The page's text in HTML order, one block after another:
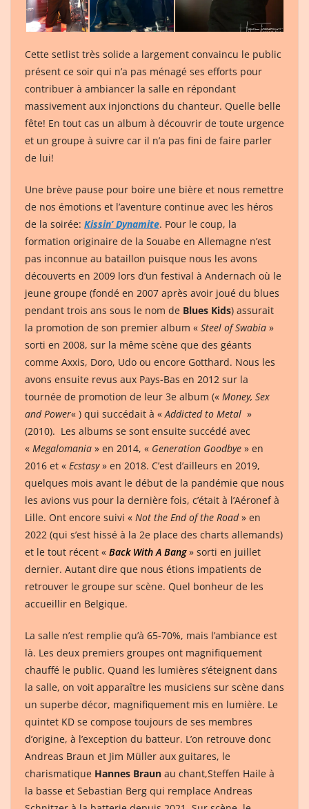
Cette setlist très solide a largement convaincu le public
présent ce soir qui n’a pas ménagé ses efforts pour
contribuer à ambiancer la salle en répondant
massivement aux injonctions du chanteur. Quelle belle
fête! En tout cas un album à découvrir de toute urgence
et un groupe à suivre car il n’a pas fini de faire parler
de lui!
Une brève pause pour boire une bière et nous remettre
de nos émotions et l’aventure continue avec les héros
de la soirée: Kissin’ Dynamite. Pour le coup, la
formation originaire de la Souabe en Allemagne n’est
pas inconnue au bataillon puisque nous les avons
découverts en 2009 lors d’un festival à Andernach où le
jeune groupe (fondé en 2007 après avoir joué du blues
pendant trois ans sous le nom de Blues Kids) assurait
la promotion de son premier album « Steel of Swabia »
sorti en 2008, sur la même scène que des géants
comme Axxis, Doro, Udo ou encore Gotthard. Nous les
avons ensuite revus aux Pays-Bas en 2012 sur la
tournée de promotion de leur 3e album (« Money, Sex
and Power« ) qui succédait à «Addicted to Metal »
(2010). Les albums se sont ensuite succédé avec
« Megalomania » en 2014, « Generation Goodbye » en
2016 et « Ecstasy» en 2018. C’est d’ailleurs en 2019,
quelques mois avant le début de la pandémie que nous
les avions vus pour la dernière fois, c’était à l’Aéronef à
Lille. Ont encore suivi « Not the End of the Road» en
2022 (qui s’est hissé à la 2e place des charts allemands)
et le tout récent « Back With A Bang» sorti en juillet
dernier. Autant dire que nous étions impatients de
retrouver le groupe sur scène. Quel bonheur de les
accueillir en Belgique.
La salle n’est remplie qu’à 65-70%, mais l’ambiance est
là. Les deux premiers groupes ont magnifiquement
chauffé le public. Quand les lumières s’éteignent dans
la salle, on voit apparaître les musiciens sur scène dans
un superbe décor, magnifiquement mis en lumière. Le
quintet KD se compose toujours de ses membres
d’origine, à l’exception du batteur. L’on retrouve donc
Andreas Braun et Jim Müller aux guitares, le
charismatique Hannes Braun au chant,Steffen Haile à
la basse et Sebastian Berg qui remplace Andreas